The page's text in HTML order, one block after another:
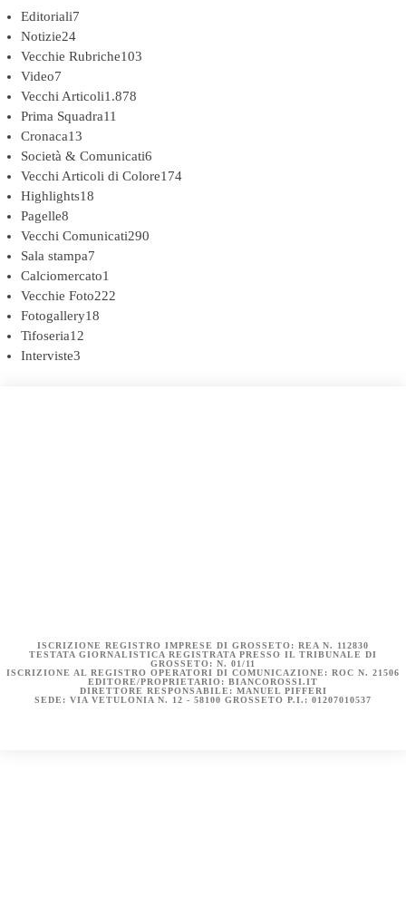
Editoriali7
Notizie24
Vecchie Rubriche103
Video7
Vecchi Articoli1.878
Prima Squadra11
Cronaca13
Società & Comunicati6
Vecchi Articoli di Colore174
Highlights18
Pagelle8
Vecchi Comunicati290
Sala stampa7
Calciomercato1
Vecchie Foto222
Fotogallery18
Tifoseria12
Interviste3
ISCRIZIONE REGISTRO IMPRESE DI GROSSETO: REA N. 112830
TESTATA GIORNALISTICA REGISTRATA PRESSO IL TRIBUNALE DI
GROSSETO: N. 01/11
ISCRIZIONE AL REGISTRO OPERATORI DI COMUNICAZIONE: ROC N. 21506
EDITORE/PROPRIETARIO: BIANCOROSSI.IT
DIRETTORE RESPONSABILE: MANUEL PIFFERI
SEDE: VIA VETULONIA N. 12 - 58100 GROSSETO P.I.: 01207010537